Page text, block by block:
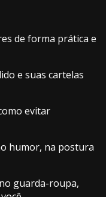
de forma prática e
e suas cartelas
evitar
humor, na postura
guarda-roupa,